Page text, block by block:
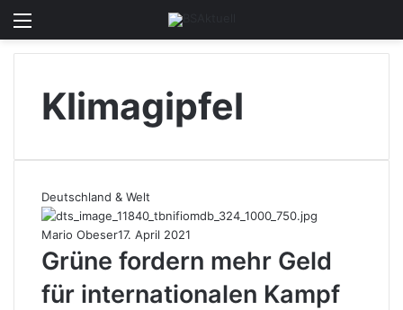
Klimagipfel
Deutschland & Welt
Mario Obeser17. April 2021
Grüne fordern mehr Geld
für internationalen Kampf